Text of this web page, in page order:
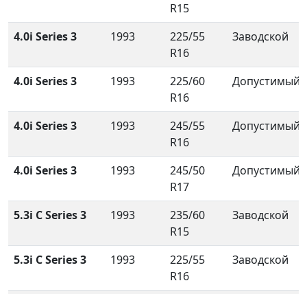
R15
4.0i Series 3 1993
225/55
R16
Заводской
4.0i Series 3 1993
225/60
R16
Допустимый
4.0i Series 3 1993
245/55
R16
Допустимый
4.0i Series 3 1993
245/50
R17
Допустимый
5.3i C Series 3 1993
235/60
R15
Заводской
5.3i C Series 3 1993
225/55
R16
Заводской